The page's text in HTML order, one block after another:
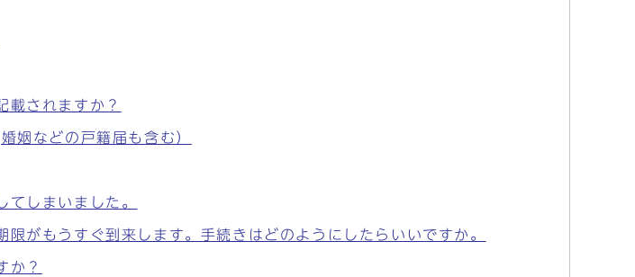
載されますか？
姻などの戸籍届も含む）
しまいました。
がもうすぐ到来します。手続きはどのようにしたらいいですか。
か？